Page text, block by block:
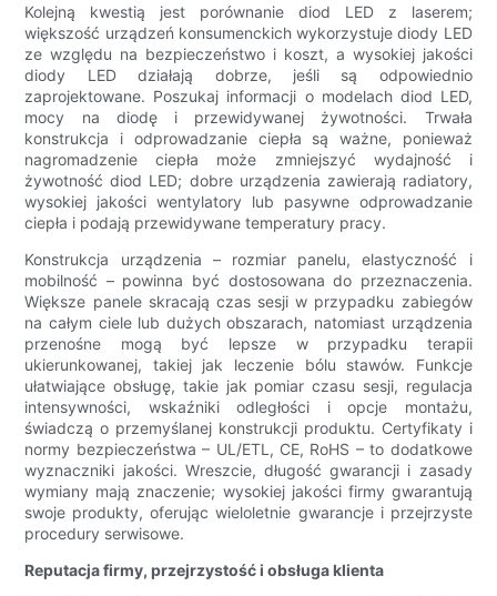
Kolejną kwestią jest porównanie diod LED z laserem;
większość urządzeń konsumenckich wykorzystuje diody LED
ze względu na bezpieczeństwo i koszt, a wysokiej jakości
diody LED działają dobrze, jeśli są odpowiednio
zaprojektowane. Poszukaj informacji o modelach diod LED,
mocy na diodę i przewidywanej żywotności. Trwała
konstrukcja i odprowadzanie ciepła są ważne, ponieważ
nagromadzenie ciepła może zmniejszyć wydajność i
żywotność diod LED; dobre urządzenia zawierają radiatory,
wysokiej jakości wentylatory lub pasywne odprowadzanie
ciepła i podają przewidywane temperatury pracy.
Konstrukcja urządzenia – rozmiar panelu, elastyczność i
mobilność – powinna być dostosowana do przeznaczenia.
Większe panele skracają czas sesji w przypadku zabiegów
na całym ciele lub dużych obszarach, natomiast urządzenia
przenośne mogą być lepsze w przypadku terapii
ukierunkowanej, takiej jak leczenie bólu stawów. Funkcje
ułatwiające obsługę, takie jak pomiar czasu sesji, regulacja
intensywności, wskaźniki odległości i opcje montażu,
świadczą o przemyślanej konstrukcji produktu. Certyfikaty i
normy bezpieczeństwa – UL/ETL, CE, RoHS – to dodatkowe
wyznaczniki jakości. Wreszcie, długość gwarancji i zasady
wymiany mają znaczenie; wysokiej jakości firmy gwarantują
swoje produkty, oferując wieloletnie gwarancje i przejrzyste
procedury serwisowe.
Reputacja firmy, przejrzystość i obsługa klienta